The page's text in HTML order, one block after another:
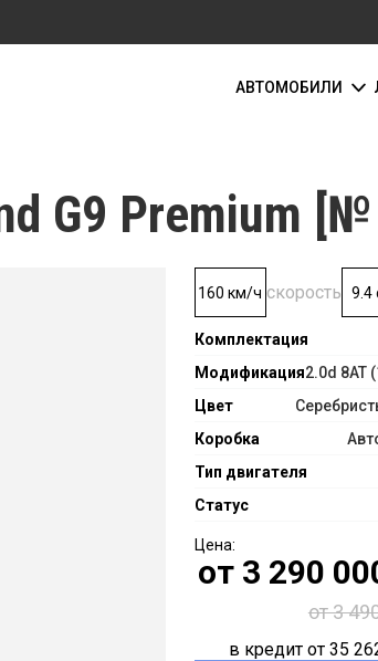
АВТОМОБИЛИ
G9 Premium
Комплектация
Модификация2.0d 8AT
Цвет
Коробка
Тип двигателя
Статус
160 км/ч скорость 9.4
от 3 290
от 3
в кредит от 35